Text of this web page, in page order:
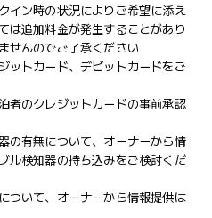
イン時の状況によりご希望に添え
は追加料金が発生することがあり
せんのでご了承ください
ットカード、デビットカードをご
者のクレジットカードの事前承認
の有無について、オーナーから情
ル検知器の持ち込みをご検討くだ
ついて、オーナーから情報提供は